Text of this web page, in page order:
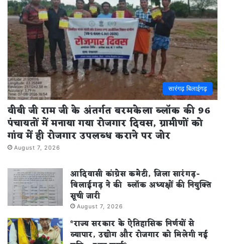
सारंगढ़ बिलाईगढ़
वीबी जी राम जी के अंतर्गत बरमकेला ब्लॉक की 96
पंचायतों में मनाया गया रोजगार दिवस, ग्रामीणों को
गांव में ही रोजगार उपलब्ध कराने पर जोर
August 7, 2026
आदिवासी कांग्रेस कमेटी, जिला सारंगढ़-
बिलाईगढ़ ने की ब्लॉक अध्यक्षों की नियुक्ति
सूची जारी
August 7, 2026
*राज्य सरकार के ऐतिहासिक निर्णयों से
व्यापार, उद्योग और रोजगार को मिलेगी नई